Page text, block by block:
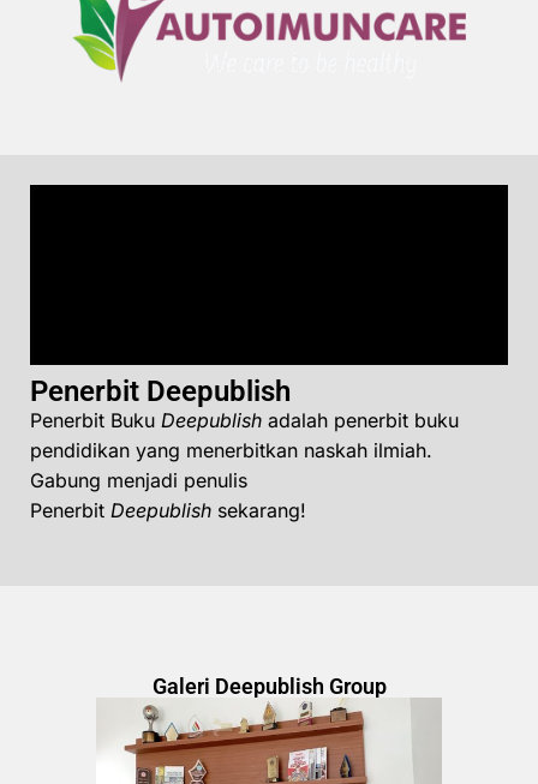
Penerbit Deepublish
Penerbit Buku Deepublish adalah penerbit buku
pendidikan yang menerbitkan naskah ilmiah.
Gabung menjadi penulis
Penerbit Deepublish sekarang!
Galeri Deepublish Group